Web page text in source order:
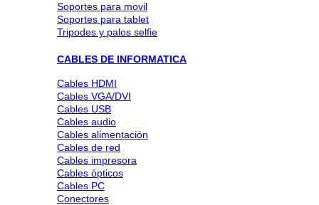
Soportes para movil
Soportes para tablet
Tripodes y palos selfie
CABLES DE INFORMATICA
Cables HDMI
Cables VGA/DVI
Cables USB
Cables audio
Cables alimentación
Cables de red
Cables impresora
Cables ópticos
Cables PC
Conectores